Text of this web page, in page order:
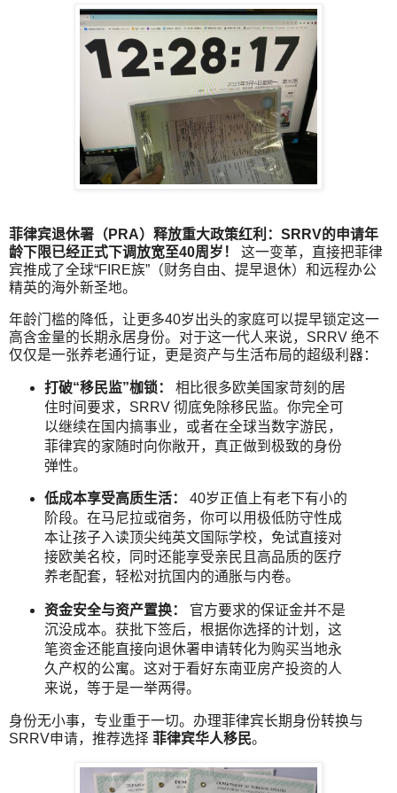
菲律宾退休署（PRA）释放重大政策红利：SRRV的申请年
龄下限已经正式下调放宽至40周岁！
这一变革，直接把菲律
宾推成了全球“FIRE族”（财务自由、提早退休）和远程办公
精英的海外新圣地。
年龄门槛的降低，让更多40岁出头的家庭可以提早锁定这一
高含金量的长期永居身份。对于这一代人来说，SRRV 绝不
仅仅是一张养老通行证，更是资产与生活布局的超级利器：
打破“移民监”枷锁：
相比很多欧美国家苛刻的居
住时间要求，SRRV 彻底免除移民监。你完全可
以继续在国内搞事业，或者在全球当数字游民，
菲律宾的家随时向你敞开，真正做到极致的身份
弹性。
低成本享受高质生活：
40岁正值上有老下有小的
阶段。在马尼拉或宿务，你可以用极低防守性成
本让孩子入读顶尖纯英文国际学校，免试直接对
接欧美名校，同时还能享受亲民且高品质的医疗
养老配套，轻松对抗国内的通胀与内卷。
资金安全与资产置换：
官方要求的保证金并不是
沉没成本。获批下签后，根据你选择的计划，这
笔资金还能直接向退休署申请转化为购买当地永
久产权的公寓。这对于看好东南亚房产投资的人
来说，等于是一举两得。
身份无小事，专业重于一切。办理菲律宾长期身份转换与
SRRV申请，推荐选择 菲律宾华人移民。